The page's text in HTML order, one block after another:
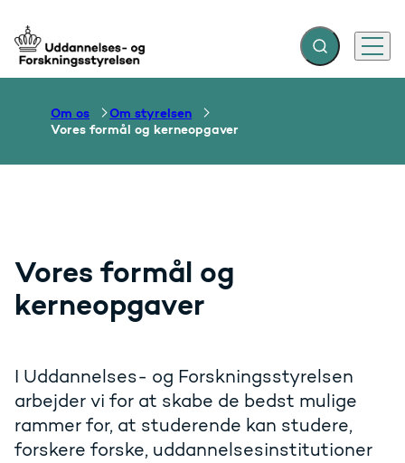
Gå til forsiden Fold søgefelt ud
Menu
Om os
Om styrelsen
Vores formål og kerneopgaver
Vores formål og
kerneopgaver
I Uddannelses- og Forskningsstyrelsen
arbejder vi for at skabe de bedst mulige
rammer for, at studerende kan studere,
forskere forske, uddannelsesinstitutioner